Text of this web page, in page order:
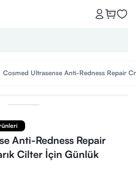
Cosmed Ultrasense Anti-Redness Repair
Anti-Redness Repair
Cilter İçin Günlük